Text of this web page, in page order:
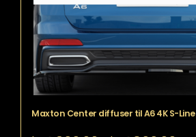
varesiden
Maxton Center diffuser til A6 4K S-Line